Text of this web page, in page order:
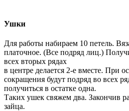
Ушки
Для работы набираем 10 петель.
платочное. (Все подряд лиц.)
всех вторых рядах
в центре делается 2-е вместе. При
сокращения будут подряд во всех
получиться в остатке одна.
Таких ушек свяжем два. Закончив
зайца.